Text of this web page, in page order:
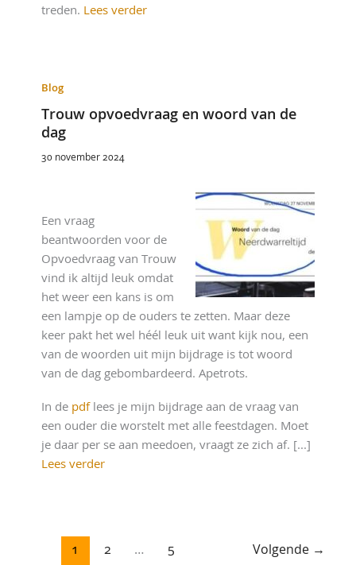
treden. Lees verder
Blog
Trouw opvoedvraag en woord van de
dag
30 november 2024
Een vraag
beantwoorden voor de
Opvoedvraag van Trouw
vind ik altijd leuk omdat
het weer een kans is om
een lampje op de ouders te zetten. Maar deze
keer pakt het wel héél leuk uit want kijk nou, een
van de woorden uit mijn bijdrage is tot woord
van de dag gebombardeerd. Apetrots.
In de pdflees je mijn bijdrage aan de vraag van
een ouder die worstelt met alle feestdagen. Moet
je daar per se aan meedoen, vraagt ze zich af. [...]
Lees verder
1 2 … 5 Volgende →